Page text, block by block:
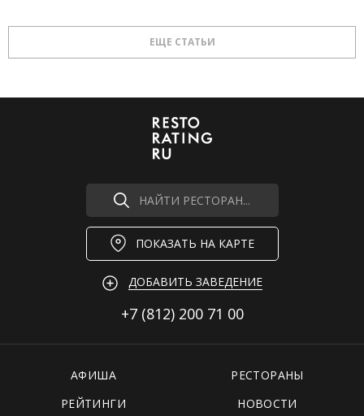
ЕЩЕ СТАТЬИ
НАЙТИ РЕСТОРАН...
ПОКАЗАТЬ НА КАРТЕ
ДОБАВИТЬ ЗАВЕДЕНИЕ
+7 (812) 200 71 00
АФИША
РЕСТОРАНЫ
РЕЙТИНГИ
НОВОСТИ